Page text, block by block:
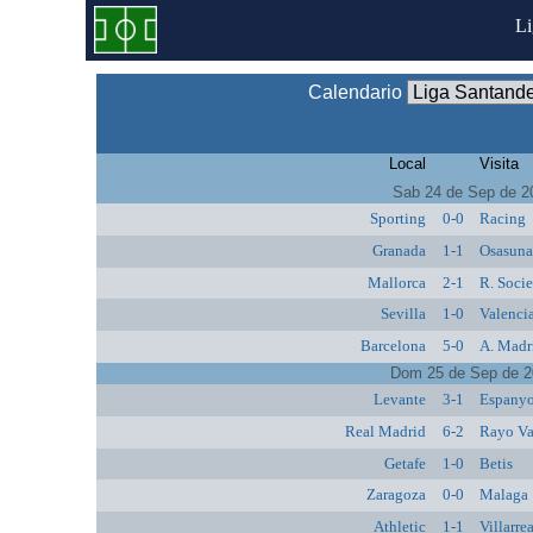
Calendario
Local Visita
Sab 24 de Sep de
Sporting
0-0 Racing
Granada
1-1 Osasuna
Mallorca
2-1 R.
Sevilla
1-0
Barcelona
5-0 A.
Dom 25 de Sep de
Levante
3-1
Real Madrid
6-2 Rayo
Getafe
1-0 Betis
Zaragoza
0-0 Malaga
Athletic
1-1